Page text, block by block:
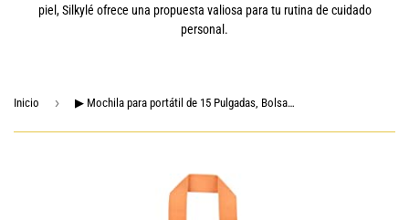
piel, Silkylé ofrece una propuesta valiosa para tu rutina de cuidado
personal.
Inicio › ▶ Mochila para portátil de 15 Pulgadas, Bolsa Escolar clásica, tamaño único, Tapiz de otoño